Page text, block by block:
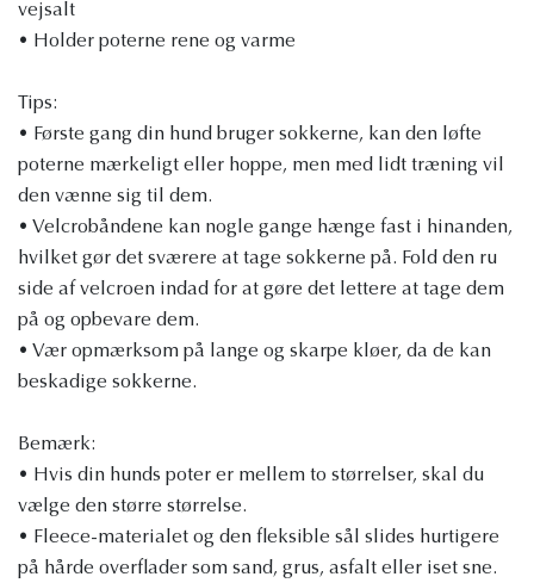
vejsalt
• Holder poterne rene og varme
Tips:
• Første gang din hund bruger sokkerne, kan den løfte
poterne mærkeligt eller hoppe, men med lidt træning vil
den vænne sig til dem.
• Velcrobåndene kan nogle gange hænge fast i hinanden,
hvilket gør det sværere at tage sokkerne på. Fold den ru
side af velcroen indad for at gøre det lettere at tage dem
på og opbevare dem.
• Vær opmærksom på lange og skarpe kløer, da de kan
beskadige sokkerne.
Bemærk:
• Hvis din hunds poter er mellem to størrelser, skal du
vælge den større størrelse.
• Fleece-materialet og den fleksible sål slides hurtigere
på hårde overflader som sand, grus, asfalt eller iset sne.